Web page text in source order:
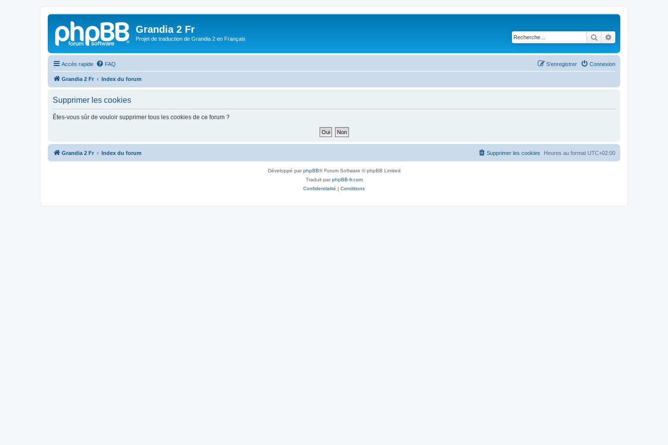
Grandia 2 Fr
Projet de traduction de Grandia 2 en Français Rechercher
Accès rapide FAQ Connexion
S’enregistrer
Grandia 2 Fr Index du forum
Supprimer les cookies
Êtes-vous sûr de vouloir supprimer tous les cookies de ce forum ?
Grandia 2 Fr Index du forum Heures au format UTC+02:00
Supprimer les cookies
Développé parphpBB® Forum Software © phpBB Limited
Traduit parphpBB-fr.com
Confidentialité | Conditions